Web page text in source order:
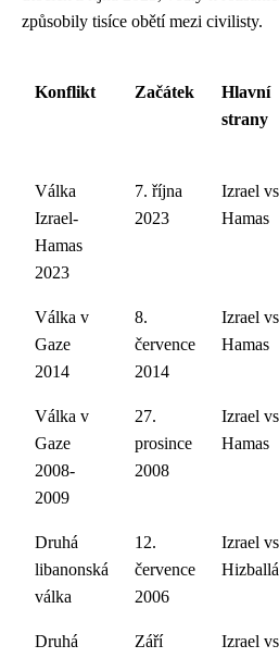
způsobily tisíce obětí mezi civilisty.
Konflikt Začátek
Hlavní
strany
Válka
Izrael-
Hamas
2023
7. října
2023
Izrael
Hamas
Válka v
Gaze
2014
8.
července
2014
Izrael
Hamas
Válka v
Gaze
2008-
2009
27.
prosince
2008
Izrael
Hamas
Druhá
libanonská
válka
12.
července
2006
Izrael
Druhá
Září
Izrael